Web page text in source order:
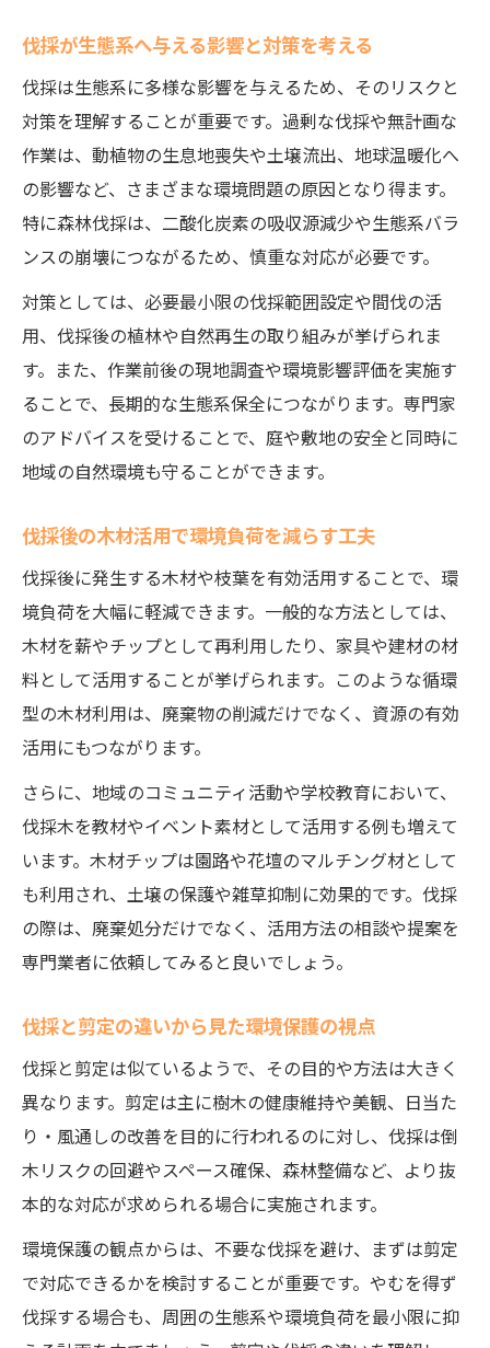
伐採が生態系へ与える影響と対策を考える
伐採は生態系に多様な影響を与えるため、そのリスクと
対策を理解することが重要です。過剰な伐採や無計画な
作業は、動植物の生息地喪失や土壌流出、地球温暖化へ
の影響など、さまざまな環境問題の原因となり得ます。
特に森林伐採は、二酸化炭素の吸収源減少や生態系バラ
ンスの崩壊につながるため、慎重な対応が必要です。
対策としては、必要最小限の伐採範囲設定や間伐の活
用、伐採後の植林や自然再生の取り組みが挙げられま
す。また、作業前後の現地調査や環境影響評価を実施す
ることで、長期的な生態系保全につながります。専門家
のアドバイスを受けることで、庭や敷地の安全と同時に
地域の自然環境も守ることができます。
伐採後の木材活用で環境負荷を減らす工夫
伐採後に発生する木材や枝葉を有効活用することで、環
境負荷を大幅に軽減できます。一般的な方法としては、
木材を薪やチップとして再利用したり、家具や建材の材
料として活用することが挙げられます。このような循環
型の木材利用は、廃棄物の削減だけでなく、資源の有効
活用にもつながります。
さらに、地域のコミュニティ活動や学校教育において、
伐採木を教材やイベント素材として活用する例も増えて
います。木材チップは園路や花壇のマルチング材として
も利用され、土壌の保護や雑草抑制に効果的です。伐採
の際は、廃棄処分だけでなく、活用方法の相談や提案を
専門業者に依頼してみると良いでしょう。
伐採と剪定の違いから見た環境保護の視点
伐採と剪定は似ているようで、その目的や方法は大きく
異なります。剪定は主に樹木の健康維持や美観、日当た
り・風通しの改善を目的に行われるのに対し、伐採は倒
木リスクの回避やスペース確保、森林整備など、より抜
本的な対応が求められる場合に実施されます。
環境保護の観点からは、不要な伐採を避け、まずは剪定
で対応できるかを検討することが重要です。やむを得ず
伐採する場合も、周囲の生態系や環境負荷を最小限に抑